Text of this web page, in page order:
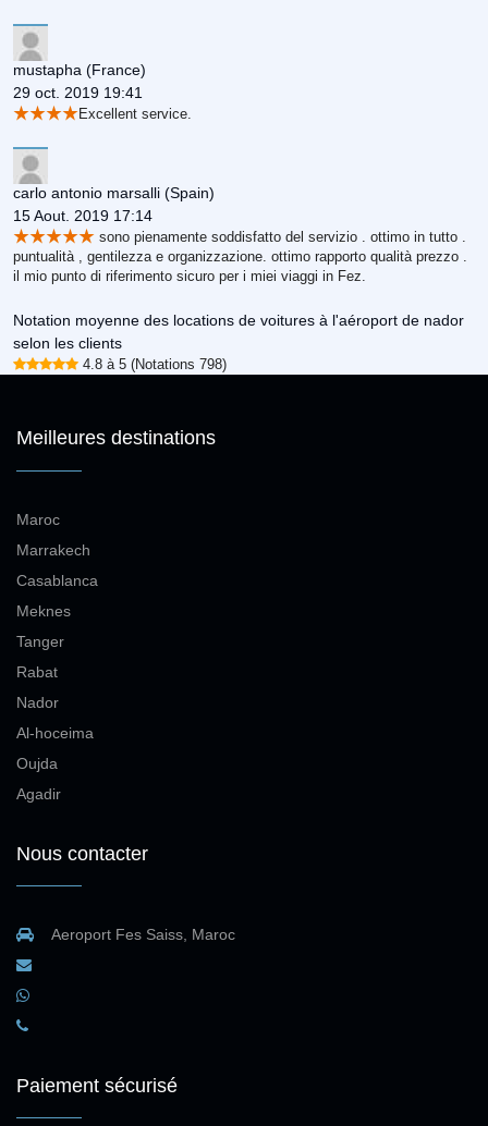
mustapha (France)
29 oct. 2019 19:41
Excellent service.
carlo antonio marsalli (Spain)
15 Aout. 2019 17:14
sono pienamente soddisfatto del servizio . ottimo in tutto .
puntualità , gentilezza e organizzazione. ottimo rapporto qualità prezzo .
il mio punto di riferimento sicuro per i miei viaggi in Fez.
Notation moyenne des locations de voitures à l'aéroport de nador
selon les clients
4.8 à 5 (Notations 798)
Meilleures destinations
Maroc
Marrakech
Casablanca
Meknes
Tanger
Rabat
Nador
Al-hoceima
Oujda
Agadir
Nous contacter
Aeroport Fes Saiss, Maroc
Paiement sécurisé